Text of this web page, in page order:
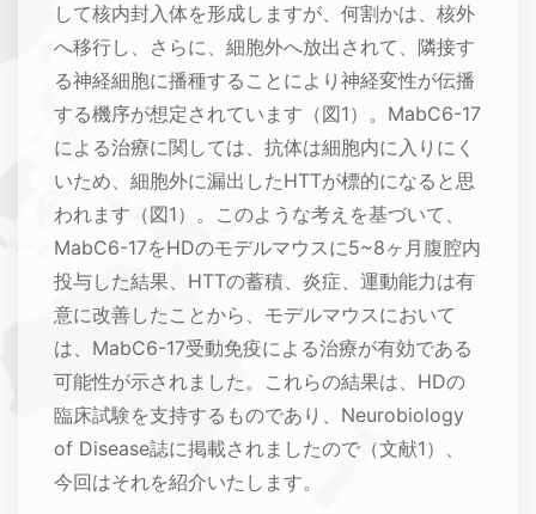
して核内封入体を形成しますが、何割かは、核外
へ移行し、さらに、細胞外へ放出されて、隣接す
る神経細胞に播種することにより神経変性が伝播
する機序が想定されています（図1）。MabC6-17
による治療に関しては、抗体は細胞内に入りにく
いため、細胞外に漏出したHTTが標的になると思
われます（図1）。このような考えを基づいて、
MabC6-17をHDのモデルマウスに5~8ヶ月腹腔内
投与した結果、HTTの蓄積、炎症、運動能力は有
意に改善したことから、モデルマウスにおいて
は、MabC6-17受動免疫による治療が有効である
可能性が示されました。これらの結果は、HDの
臨床試験を支持するものであり、Neurobiology
of Disease誌に掲載されましたので（文献1）、
今回はそれを紹介いたします。